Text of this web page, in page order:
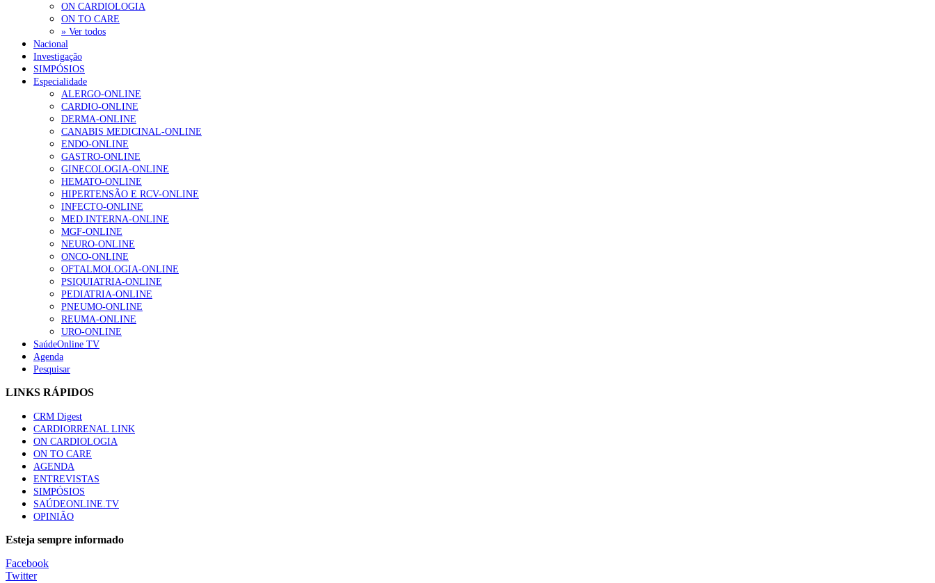
MAIS LIDAS
Enfermagem Forense. “Da urgência ao tribunal, cada gesto conta e cada profissional faz a diferença”
202 visualizações
Alguns milhares de utentes podem ficar sem médico de família com nova regras do registo, alerta associação
155 visualizações
1.º Episódio do Podcast “Frequência Cardio – Sintoniza-te na Insuficiência Cardíaca” da Bayer
99 visualizações
“Os programas de rastreio do cancro do pulmão são custo-efetivos e representam um investimento sustentável para os sistemas de saúde”
88 visualizações
Quase quatro em cada dez doentes com enfarte apresentavam níveis elevados de Lp(a), revela estudo
86 visualizações
Trodelvy aprovado para primeira linha no cancro da mama triplo negativo metastático em doentes não elegíveis para inibidores PD-(L)1
61 visualizações
MAIS NOTÍCIAS
Quase 11.900 jovens recorreram aos cheques psicólogo e nutricionista no primeiro mês
ON CARDIOLOGIA
ON TO CARE
» Ver todos
Nacional
Investigação
SIMPÓSIOS
Especialidade
ALERGO-ONLINE
CARDIO-ONLINE
DERMA-ONLINE
CANABIS MEDICINAL-ONLINE
ENDO-ONLINE
GASTRO-ONLINE
GINECOLOGIA-ONLINE
HEMATO-ONLINE
HIPERTENSÃO E RCV-ONLINE
INFECTO-ONLINE
MED.INTERNA-ONLINE
MGF-ONLINE
NEURO-ONLINE
ONCO-ONLINE
OFTALMOLOGIA-ONLINE
PSIQUIATRIA-ONLINE
PEDIATRIA-ONLINE
PNEUMO-ONLINE
REUMA-ONLINE
URO-ONLINE
SaúdeOnline TV
Agenda
Pesquisar
LINKS RÁPIDOS
CRM Digest
CARDIORRENAL LINK
ON CARDIOLOGIA
ON TO CARE
AGENDA
ENTREVISTAS
SIMPÓSIOS
SAÚDEONLINE.TV
OPINIÃO
Esteja sempre informado
Facebook
Twitter